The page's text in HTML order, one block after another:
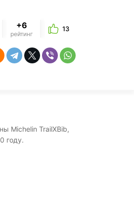
+6
рейтинг
13
Michelin TrailXBib,
году.